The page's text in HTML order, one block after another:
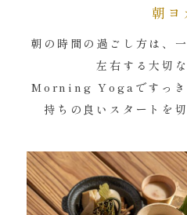
朝ヨ
朝の時間の過ごし方は、
左右する大切
Morning Yogaですっき
持ちの良いスタートを